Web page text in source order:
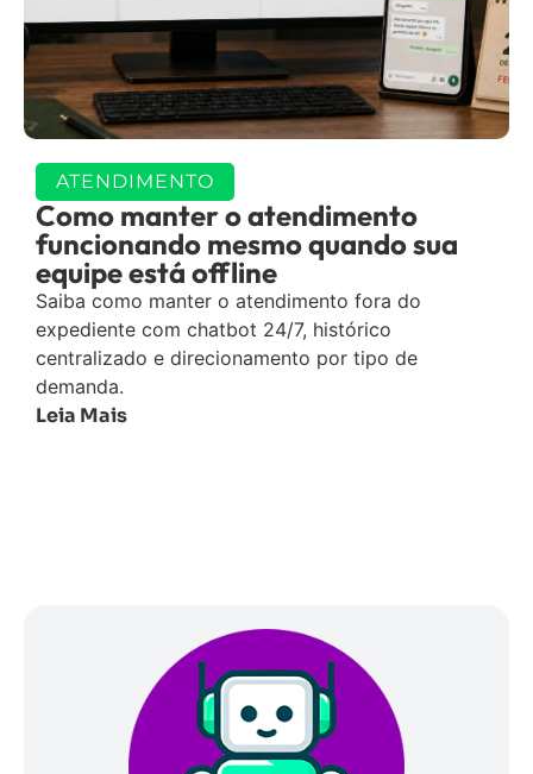
ATENDIMENTO
Como manter o atendimento
funcionando mesmo quando sua
equipe está offline
Saiba como manter o atendimento fora do
expediente com chatbot 24/7, histórico
centralizado e direcionamento por tipo de
demanda.
Leia Mais